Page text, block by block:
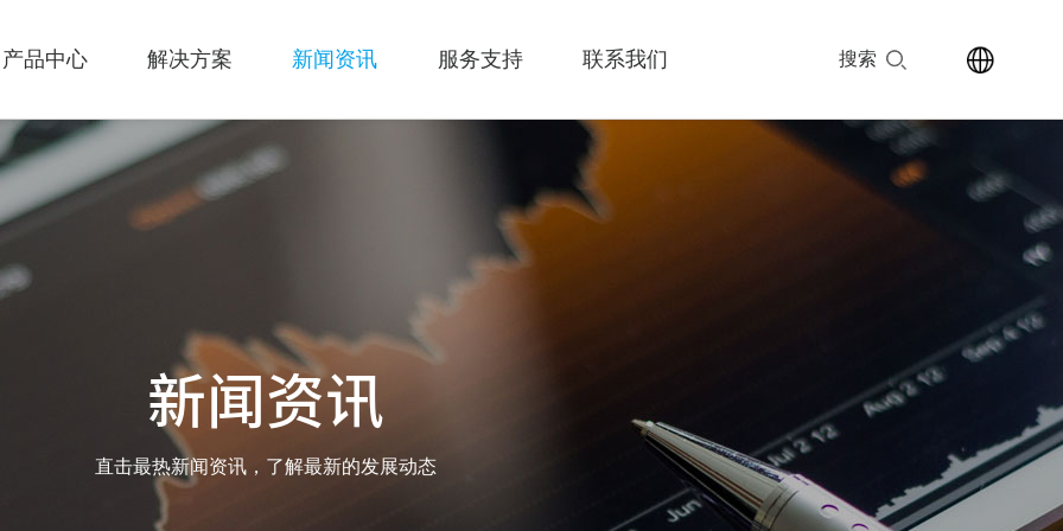
搜索
产品中心 解决方案 新闻资讯 服务支持 联系我们
新闻资讯
直击最热新闻资讯，了解最新的发展动态